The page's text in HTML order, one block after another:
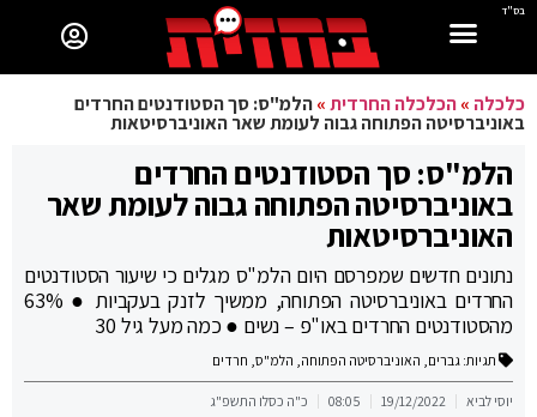
בס"ד
כלכלה »הכלכלה החרדית»הלמ"ס: סך הסטודנטים החרדים
באוניברסיטה הפתוחה גבוה לעומת שאר האוניברסיטאות
הלמ"ס: סך הסטודנטים החרדים
באוניברסיטה הפתוחה גבוה לעומת שאר
האוניברסיטאות
נתונים חדשים שמפרסם היום הלמ"ס מגלים כי שיעור הסטודנטים
החרדים באוניברסיטה הפתוחה, ממשיך לזנק בעקביות ● 63%
מהסטודנטים החרדים באו"פ – נשים ● כמה מעל גיל 30
תגיות: גברים, האוניברסיטה הפתוחה, הלמ"ס, חרדים
יוסי לביא 19/12/2022
08:05 כ"ה כסלו התשפ"ג